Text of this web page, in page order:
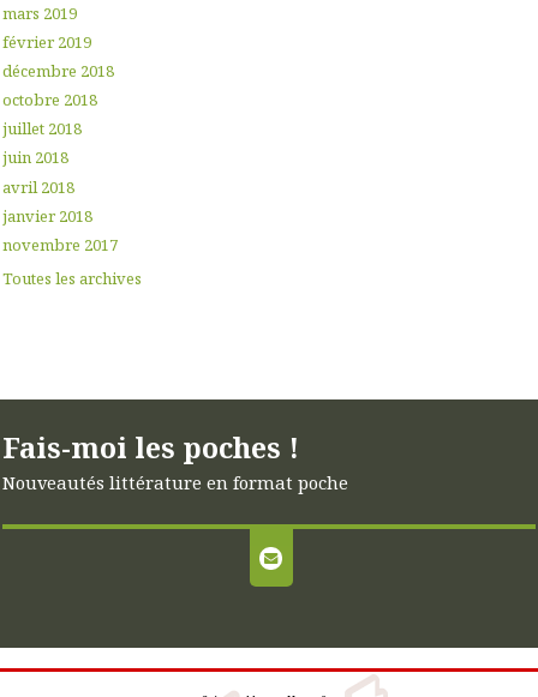
mars 2019
février 2019
décembre 2018
octobre 2018
juillet 2018
juin 2018
avril 2018
janvier 2018
novembre 2017
Toutes les archives
Fais-moi les poches !
Nouveautés littérature en format poche